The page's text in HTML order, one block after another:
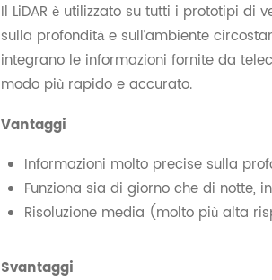
Il LiDAR è utilizzato su tutti i prototipi
sulla profondità e sull’ambiente
integrano le informazioni fornite da
modo più rapido e accurato.
Vantaggi
Informazioni molto precise sulla
Funziona sia di giorno che di notte,
Risoluzione media (molto più alta
Svantaggi